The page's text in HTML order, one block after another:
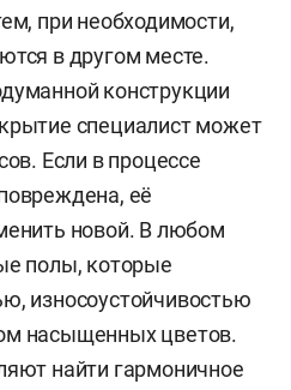
при необходимости,
в другом месте.
конструкции
специалист может
Если в процессе
её
новой. В любом
полы, которые
износоустойчивостью
насыщенных цветов.
найти гармоничное